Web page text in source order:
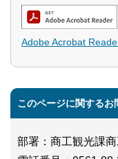
Adobe Acrobat
このページに関するお
部署：商工観光課